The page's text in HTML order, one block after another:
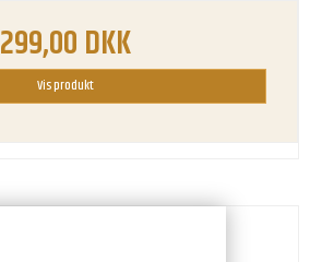
299,00 DKK
Vis produkt